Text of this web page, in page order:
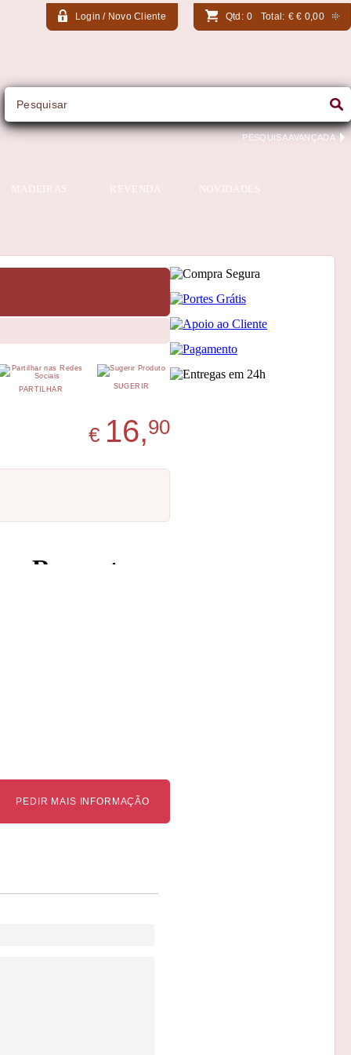
Login / Novo Cliente Qtd: 0 Total: €€ 0,00
PESQUISA AVANÇADA
MADEIRAS REVENDA NOVIDADES
SUGERIR
PARTILHAR
€ 16,90
PEDIR MAIS INFORMAÇÃO